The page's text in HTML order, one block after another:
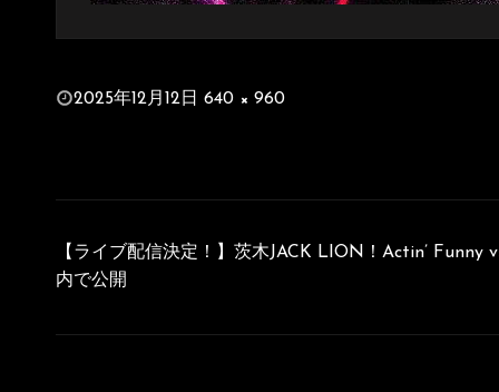
投2025年12月12日 640 × 960
稿
ナ
【ライブ配信決定！】茨木JACK LION！Actin’ Funny
内で公開